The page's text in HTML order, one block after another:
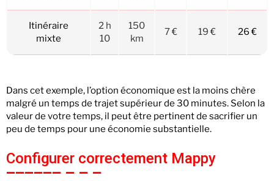
Itinéraire
mixte
2 h
10
150
km
7 € 19 € 26 €
Dans cet exemple, l’option économique est la moins chère
malgré un temps de trajet supérieur de 30 minutes. Selon la
valeur de votre temps, il peut être pertinent de sacrifier un
peu de temps pour une économie substantielle.
Configurer correctement Mappy